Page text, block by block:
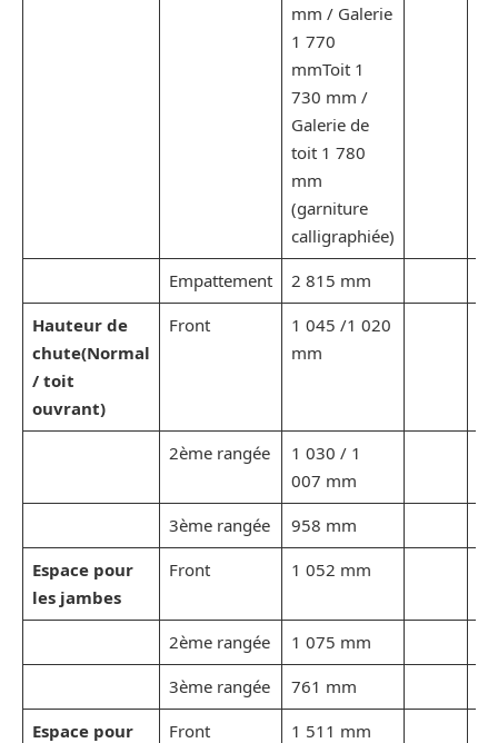
mm / Galerie
1 770
mmToit 1
730 mm /
Galerie de
toit 1 780
mm
(garniture
calligraphiée)
Empattement
2 815 mm
Hauteur de
chute(Normal
/ toit
ouvrant)
Front
1 045 /1 020
mm
2ème rangée
1 030 / 1
007 mm
3ème rangée
958 mm
Espace pour
les jambes
Front 1 052 mm
2ème rangée
1 075 mm
3ème rangée
761 mm
Espace pour
Front 1 511 mm